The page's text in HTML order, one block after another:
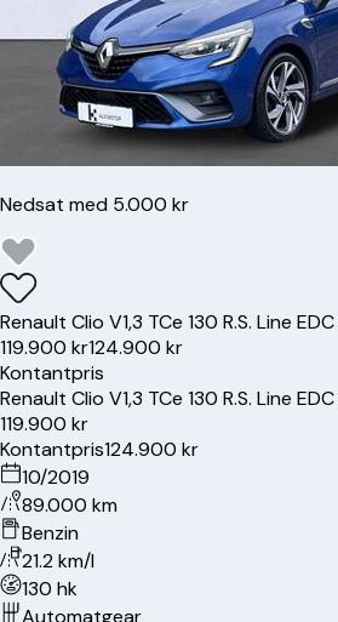
Nedsat med 5.000 kr
Renault Clio V1,3 TCe 130 R.S. Line EDC
119.900 kr124.900 kr
Kontantpris
Renault Clio V1,3 TCe 130 R.S. Line EDC
119.900 kr
Kontantpris124.900 kr
10/2019
89.000 km
Benzin
21.2 km/l
130 hk
Automatgear